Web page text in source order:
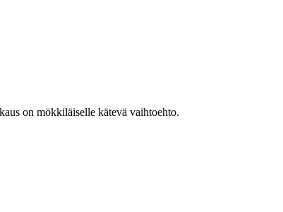
on mökkiläiselle kätevä vaihtoehto.